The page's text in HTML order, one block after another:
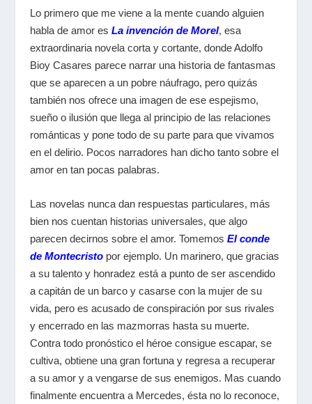
Lo primero que me viene a la mente cuando alguien
habla de amor es La invención de Morel, esa
extraordinaria novela corta y cortante, donde Adolfo
Bioy Casares parece narrar una historia de fantasmas
que se aparecen a un pobre náufrago, pero quizás
también nos ofrece una imagen de ese espejismo,
sueño o ilusión que llega al principio de las relaciones
románticas y pone todo de su parte para que vivamos
en el delirio. Pocos narradores han dicho tanto sobre el
amor en tan pocas palabras.
Las novelas nunca dan respuestas particulares, más
bien nos cuentan historias universales, que algo
parecen decirnos sobre el amor. Tomemos El conde
de Montecristopor ejemplo. Un marinero, que gracias
a su talento y honradez está a punto de ser ascendido
a capitán de un barco y casarse con la mujer de su
vida, pero es acusado de conspiración por sus rivales
y encerrado en las mazmorras hasta su muerte.
Contra todo pronóstico el héroe consigue escapar, se
cultiva, obtiene una gran fortuna y regresa a recuperar
a su amor y a vengarse de sus enemigos. Mas cuando
finalmente encuentra a Mercedes, ésta no lo reconoce,